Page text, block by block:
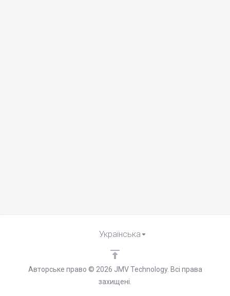
Авторське право © 2026 JMV Technology. Всі права
захищені.
Українська